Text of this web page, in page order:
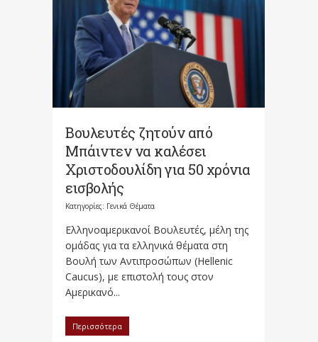
Βουλευτές ζητούν από
Μπάιντεν να καλέσει
Χριστοδουλίδη για 50 χρόνια
εισβολής
Κατηγορίες: Γενικά Θέματα
Ελληνοαμερικανοί Βουλευτές, μέλη της
ομάδας για τα ελληνικά θέματα στη
Βουλή των Αντιπροσώπων (Hellenic
Caucus), με επιστολή τους στον
Αμερικανό...
Περισσότερα